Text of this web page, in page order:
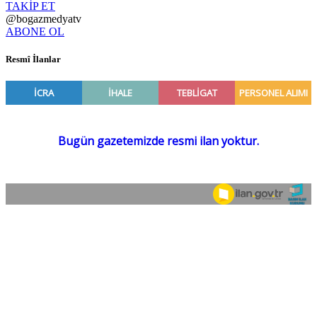
TAKİP ET
@bogazmedyatv
ABONE OL
Resmî İlanlar